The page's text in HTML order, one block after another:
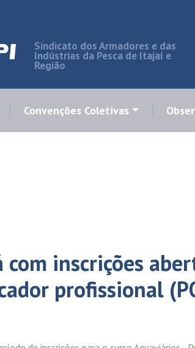
Sindicato dos Armadores e das
Indústrias da Pesca de Itajaí e
Região
Convenções Coletivas
com inscrições
profissional